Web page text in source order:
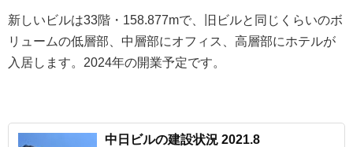
新しいビルは33階・158.877mで、旧ビルと同じくらいのボ
リュームの低層部、中層部にオフィス、高層部にホテルが
入居します。2024年の開業予定です。
中日ビルの建設状況 2021.8